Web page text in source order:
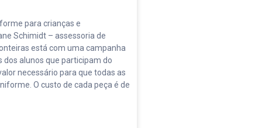
para crianças e
Schimidt – assessoria de
está com uma campanha
alunos que participam do
necessário para que todas as
O custo de cada peça é de